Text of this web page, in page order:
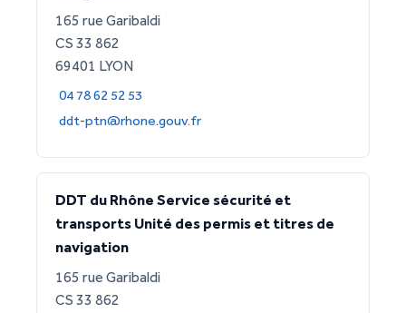
165 rue Garibaldi
CS 33 862
69401 LYON
04 78 62 52 53
ddt-ptn@rhone.gouv.fr
DDT du Rhône Service sécurité et
transports Unité des permis et titres de
navigation
165 rue Garibaldi
CS 33 862